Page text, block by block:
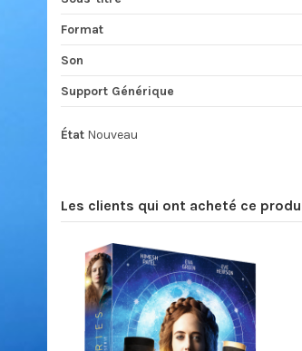
Format
Son
Support Générique
État Nouveau
Les clients qui ont acheté ce